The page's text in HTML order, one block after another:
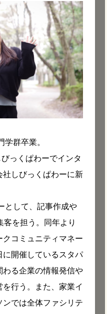
群卒業。
っくぱわーでインタ
社しびっくぱわーに新
として、記事作成や
を担う。同年より
コミュニティマネー
に開催しているスタパ
わる企業の情報発信や
行う。また、家業イ
ンでは全体ファシリテ